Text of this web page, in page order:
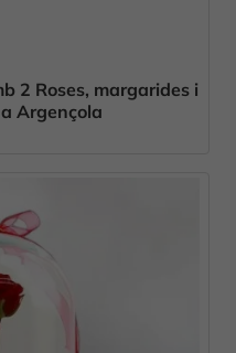
2 Roses, margarides i
Argençola